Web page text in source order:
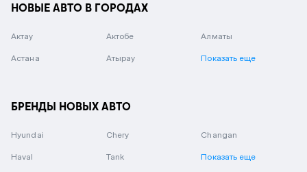
НОВЫЕ АВТО В ГОРОДАХ
Актау Актобе Алматы
Астана Атырау Показать еще
БРЕНДЫ НОВЫХ АВТО
Hyundai Chery Changan
Haval Tank Показать еще